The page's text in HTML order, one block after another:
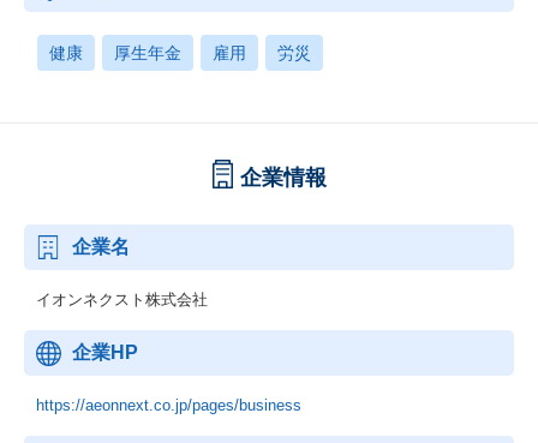
AIにプロンプトを投げて、次々に実装を進めていく開発スタイル
を実践するために、6月には「プルリクマラソン1000」という企画
通常、Web開発チームの1ヶ月の総プルリク数は200〜300件程度な
ングな取り組みになります。
この取り組みを通じて、周りのメンバーも同様にAIを活用し、開
来るようになりたいと考えています。
【技術スタック】
クラウド環境はAzure、AWS、GCPに加え、全社共通のプライベ
ートクラウドまで、あらゆるプラットフォームを横断的に活用し
健康 厚生年金 雇用 労災
企業情報
企業名
イオンネクスト株式会社
企業HP
https://aeonnext.co.jp/pages/business